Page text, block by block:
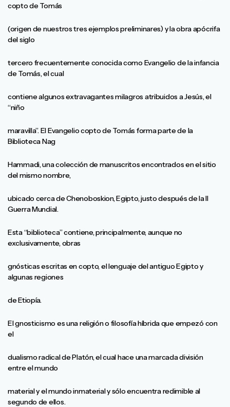
copto de Tomás
(origen de nuestros tres ejemplos preliminares) y la obra apócrifa
del siglo
tercero frecuentemente conocida como Evangelio de la infancia
de Tomás, el cual
contiene algunos extravagantes milagros atribuidos a Jesús, el
“niño
maravilla”. El Evangelio copto de Tomás forma parte de la
Biblioteca Nag
Hammadi, una colección de manuscritos encontrados en el sitio
del mismo nombre,
ubicado cerca de Chenoboskion, Egipto, justo después de la II
Guerra Mundial.
Esta “biblioteca” contiene, principalmente, aunque no
exclusivamente, obras
gnósticas escritas en copto, el lenguaje del antiguo Egipto y
algunas regiones
de Etiopía.
El gnosticismo es una religión o filosofía híbrida que empezó con
el
dualismo radical de Platón, el cual hace una marcada división
entre el mundo
material y el mundo inmaterial y sólo encuentra redimible al
segundo de ellos.